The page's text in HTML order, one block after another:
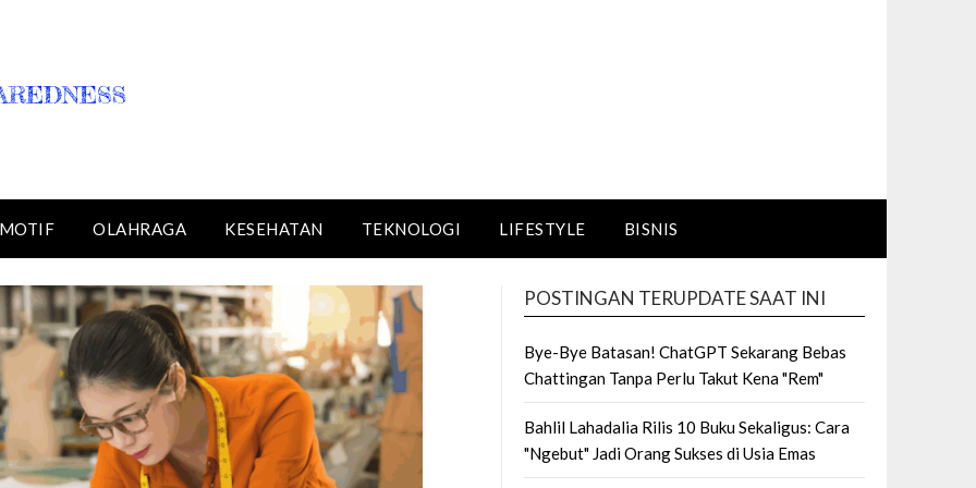
OLAHRAGA KESEHATAN TEKNOLOGI LIFESTYLE BISNIS
POSTINGAN TERUPDATE SAAT INI
Bye-Bye Batasan! ChatGPT Sekarang Bebas
Chattingan Tanpa Perlu Takut Kena "Rem"
Bahlil Lahadalia Rilis 10 Buku Sekaligus: Cara
"Ngebut" Jadi Orang Sukses di Usia Emas